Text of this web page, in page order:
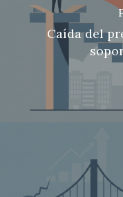
Caída del